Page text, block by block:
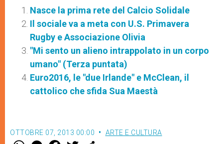
Nasce la prima rete del Calcio Solidale
Il sociale va a meta con U.S. Primavera
Rugby e Associazione Olivia
"Mi sento un alieno intrappolato in un corpo
umano" (Terza puntata)
Euro2016, le "due Irlande" e McClean, il
cattolico che sfida Sua Maestà
OTTOBRE 07, 2013 00:00 ARTE E CULTURA
W M F